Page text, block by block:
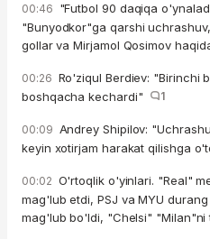
00:46 "Futbol 90 daqiqa
"Bunyodkor"ga qarshi
gollar va Mirjamol Qosimov
00:26 Ro'ziqul Berdiev: "Birinchi
boshqacha kechardi"
1
00:09 Andrey Shipilov:
keyin xotirjam harakat qilishga
00:02 O'rtoqlik o'yinlari. "Real"
mag'lub etdi, PSJ va MYU
mag'lub bo'ldi, "Chelsi" "Milan"ni